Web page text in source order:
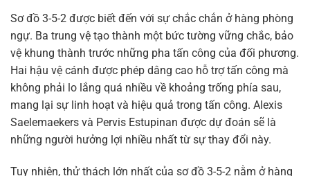
Sơ đồ 3-5-2 được biết đến với sự chắc chắn ở hàng phòng
ngự. Ba trung vệ tạo thành một bức tường vững chắc, bảo
vệ khung thành trước những pha tấn công của đối phương.
Hai hậu vệ cánh được phép dâng cao hỗ trợ tấn công mà
không phải lo lắng quá nhiều về khoảng trống phía sau,
mang lại sự linh hoạt và hiệu quả trong tấn công. Alexis
Saelemaekers và Pervis Estupinan được dự đoán sẽ là
những người hưởng lợi nhiều nhất từ sự thay đổi này.
Tuy nhiên, thử thách lớn nhất của sơ đồ 3-5-2 nằm ở hàng